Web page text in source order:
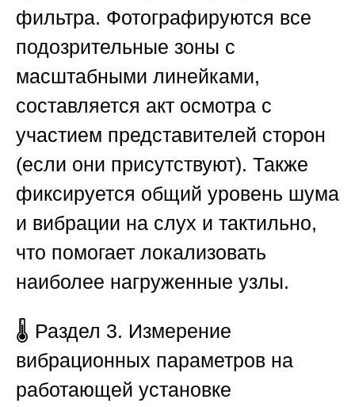
фильтра. Фотографируются все
подозрительные зоны с
масштабными линейками,
составляется акт осмотра с
участием представителей сторон
(если они присутствуют). Также
фиксируется общий уровень шума
и вибрации на слух и тактильно,
что помогает локализовать
наиболее нагруженные узлы.
🌡️ Раздел 3. Измерение
вибрационных параметров на
работающей установке